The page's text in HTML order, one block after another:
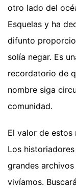
otro lado del
Esquelas y ha
difunto
solía negar. Es
recordatorio de
nombre siga
comunidad.
El valor de estos
Los
grandes
vivíamos.